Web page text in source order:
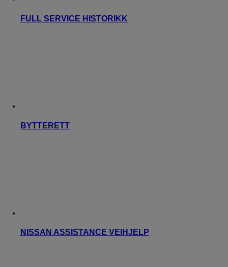
FULL SERVICE HISTORIKK
BYTTERETT
NISSAN ASSISTANCE VEIHJELP